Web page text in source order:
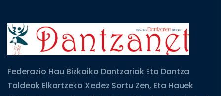
Federazio Hau Bizkaiko Dantzariak Eta Dantza
Taldeak Elkartzeko Xedez Sortu Zen, Eta Hauek